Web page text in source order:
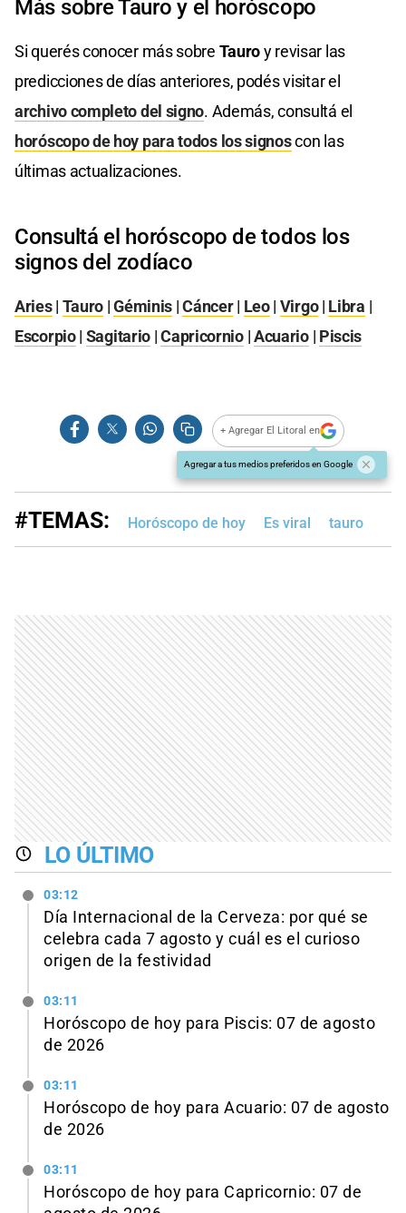
Más sobre Tauro y el horóscopo
Si querés conocer más sobre Tauroy revisar las
predicciones de días anteriores, podés visitar el
archivo completo del signo. Además, consultá el
horóscopo de hoy para todos los signoscon las
últimas actualizaciones.
Consultá el horóscopo de todos los
signos del zodíaco
Aries| Tauro |Géminis |Cáncer| Leo| Virgo| Libra |
Escorpio| Sagitario |Capricornio|Acuario| Piscis
+ Agregar El Litoral en
Agregar a tus medios preferidos en Google
#TEMAS: Horóscopo de hoy Es viral tauro
LO ÚLTIMO
03:12
Día Internacional de la Cerveza: por qué se
celebra cada 7 agosto y cuál es el curioso
origen de la festividad
03:11
Horóscopo de hoy para Piscis: 07 de agosto
de 2026
03:11
Horóscopo de hoy para Acuario: 07 de agosto
de 2026
03:11
Horóscopo de hoy para Capricornio: 07 de